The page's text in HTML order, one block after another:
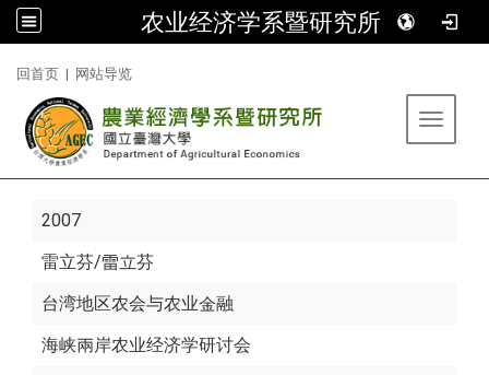
农业经济学系暨研究所
回首页 | 网站导览
Toggle
2007
雷立芬/雷立芬
台湾地区农会与农业金融
海峡兩岸农业经济学研讨会